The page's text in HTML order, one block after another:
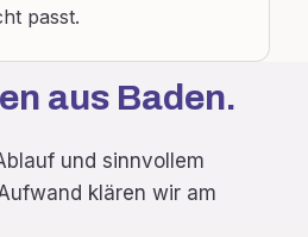
passt.
aus Baden.
und sinnvollem
klären wir am